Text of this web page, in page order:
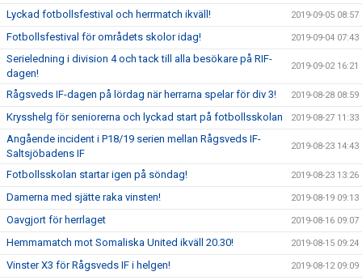
Lyckad fotbollsfestival och herrmatch ikväll! 2019-09-05 08:57
Fotbollsfestival för områdets skolor idag! 2019-09-04 07:43
Serieledning i division 4 och tack till alla besökare på RIF-
dagen!
2019-09-02 16:21
Rågsveds IF-dagen på lördag när herrarna spelar för div 3! 2019-08-28 08:59
Krysshelg för seniorerna och lyckad start på fotbollsskolan 2019-08-27 11:33
Angående incident i P18/19 serien mellan Rågsveds IF-
Saltsjöbadens IF
2019-08-23 14:43
Fotbollsskolan startar igen på söndag! 2019-08-23 13:26
Damerna med sjätte raka vinsten! 2019-08-19 09:13
Oavgjort för herrlaget 2019-08-16 09:07
Hemmamatch mot Somaliska United ikväll 20.30! 2019-08-15 09:24
Vinster X3 för Rågsveds IF i helgen! 2019-08-12 09:09